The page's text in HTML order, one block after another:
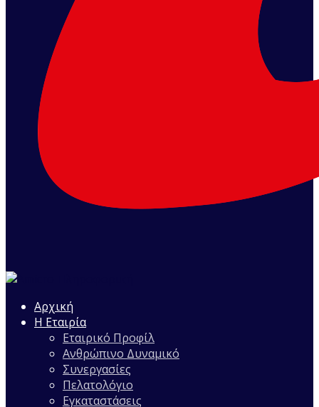
Αρχική
Η Εταιρία
Εταιρικό Προφίλ
Ανθρώπινο Δυναμικό
Συνεργασίες
Πελατολόγιο
Εγκαταστάσεις